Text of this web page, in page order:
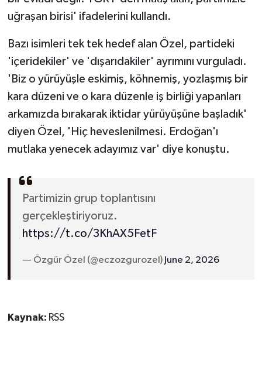
uğraşan birisi' ifadelerini kullandı.
Bazı isimleri tek tek hedef alan Özel, partideki
'içeridekiler' ve 'dışarıdakiler' ayrımını vurguladı.
'Biz o yürüyüşle eskimiş, köhnemiş, yozlaşmış bir
kara düzeni ve o kara düzenle iş birliği yapanları
arkamızda bırakarak iktidar yürüyüşüne başladık'
diyen Özel, 'Hiç heveslenilmesi. Erdoğan'ı
mutlaka yenecek adayımız var' diye konuştu.
Partimizin grup toplantısını
gerçekleştiriyoruz.
https://t.co/3KhAX5FetF
— Özgür Özel (@eczozgurozel) June 2, 2026
Kaynak: RSS